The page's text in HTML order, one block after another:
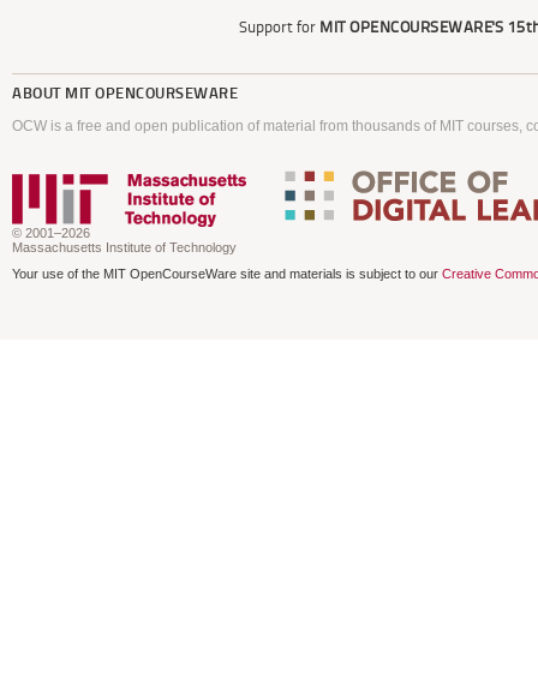
Support for MIT OPENCOURSEWARE'S
ABOUT MIT OPENCOURSEWARE
OCW is a free and open publication of material from thousands of MIT courses,
© 2001–2026
Massachusetts Institute of Technology
Your use of the MIT OpenCourseWare site and materials is subject to our Creative